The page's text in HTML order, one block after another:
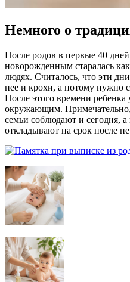
Немного о
После родов в первые 40
новорожденным старалась
людях. Считалось, что эти
нее и крохи, а потому нужно
После этого времени
окружающим.
семьи соблюдают и сегодня,
откладывают на срок после